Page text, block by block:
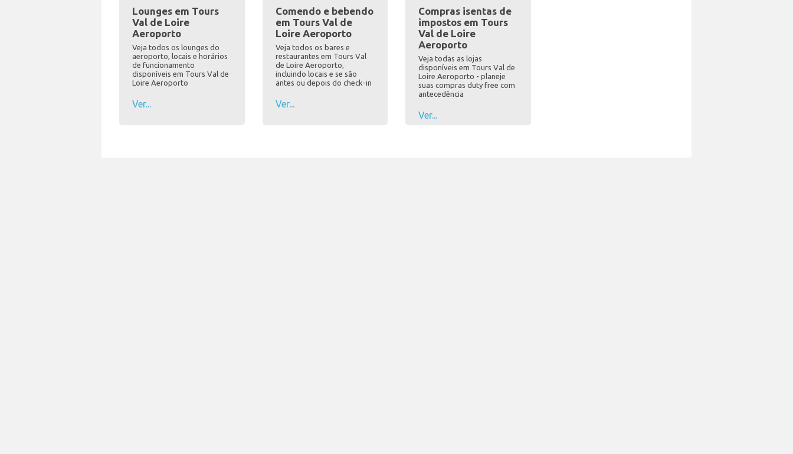
Lounges em Tours
Val de Loire
Aeroporto
Veja todos os lounges do
aeroporto, locais e horários
de funcionamento
disponíveis em Tours Val de
Loire Aeroporto
Ver...
Comendo e bebendo
em Tours Val de
Loire Aeroporto
Veja todos os bares e
restaurantes em Tours Val
de Loire Aeroporto,
incluindo locais e se são
antes ou depois do check-in
Ver...
Compras isentas de
impostos em Tours
Val de Loire
Aeroporto
Veja todas as lojas
disponíveis em Tours Val de
Loire Aeroporto - planeje
suas compras duty free com
antecedência
Ver...